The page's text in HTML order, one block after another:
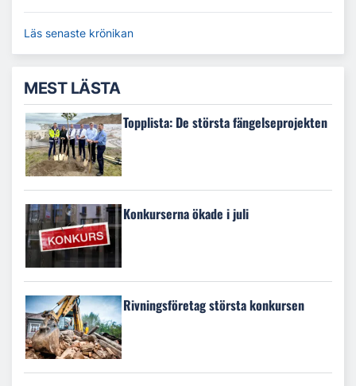
Läs senaste krönikan
MEST LÄSTA
Topplista: De största fängelseprojekten
Konkurserna ökade i juli
Rivningsföretag största konkursen